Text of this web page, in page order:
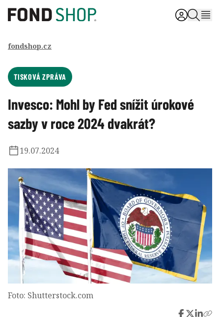
fondshop.cz
TISKOVÁ ZPRÁVA
Invesco: Mohl by Fed snížit úrokové
sazby v roce 2024 dvakrát?
19.07.2024
Foto: Shutterstock.com